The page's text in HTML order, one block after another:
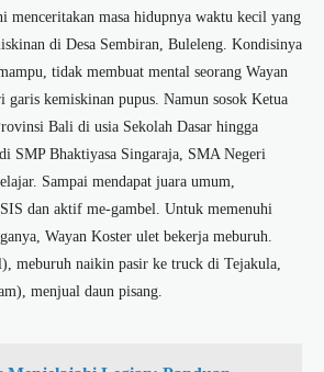
menceritakan masa hidupnya waktu kecil yang
di Desa Sembiran, Buleleng. Kondisinya
tidak membuat mental seorang Wayan
garis kemiskinan pupus. Namun sosok Ketua
Bali di usia Sekolah Dasar hingga
SMP Bhaktiyasa Singaraja, SMA Negeri
Sampai mendapat juara umum,
dan aktif me-gambel. Untuk memenuhi
Wayan Koster ulet bekerja meburuh.
meburuh naikin pasir ke truck di Tejakula,
menjual daun pisang.